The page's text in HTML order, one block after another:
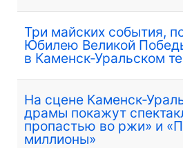
Три майских события,
Юбилею Великой
в Каменск-Уральском
На сцене Каменск-
драмы покажут
пропастью во ржи» и
миллионы»